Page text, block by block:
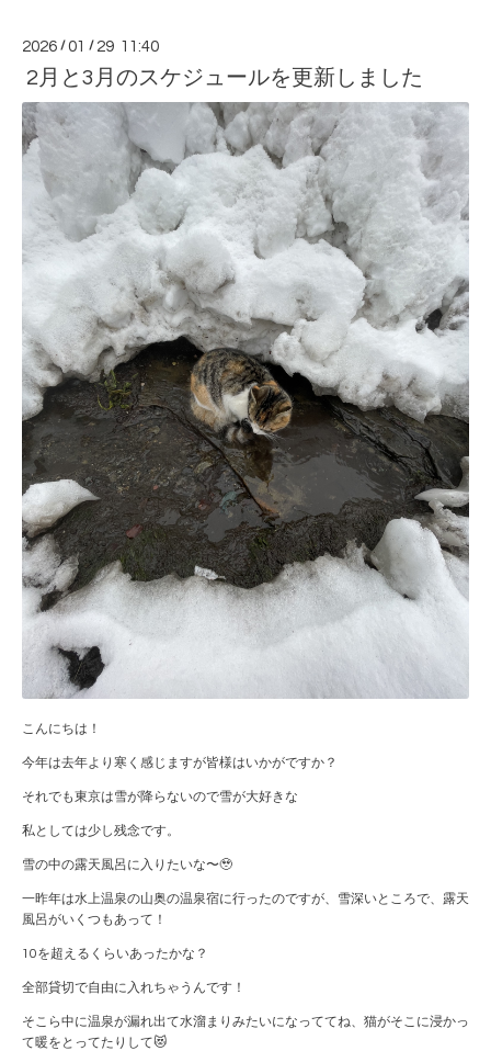
2026 /01 / 29 11:40
2月と3月のスケジュールを更新しました
こんにちは！
今年は去年より寒く感じますが皆様はいかがですか？
それでも東京は雪が降らないので雪が大好きな
私としては少し残念です。
雪の中の露天風呂に入りたいな〜🥹
一昨年は水上温泉の山奥の温泉宿に行ったのですが、雪深いところで、露天
風呂がいくつもあって！
10を超えるくらいあったかな？
全部貸切で自由に入れちゃうんです！
そこら中に温泉が漏れ出て水溜まりみたいになっててね、猫がそこに浸かっ
て暖をとってたりして😻